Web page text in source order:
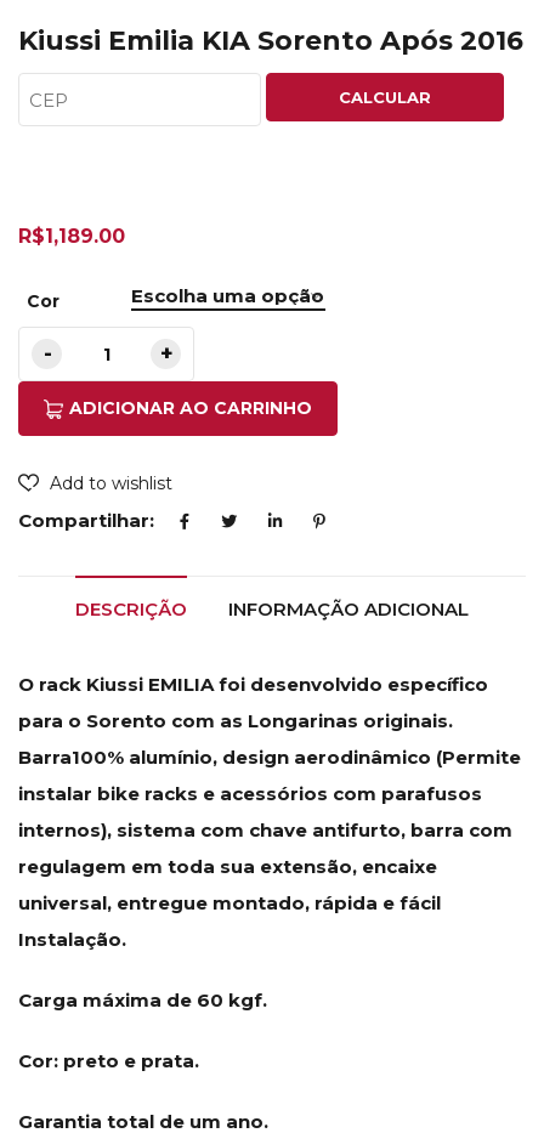
Kiussi Emilia KIA Sorento Após 2016
CALCULAR
R$1,189.00
Cor
ADICIONAR AO CARRINHO
Add to wishlist
Compartilhar:
DESCRIÇÃO INFORMAÇÃO ADICIONAL
O rack Kiussi EMILIA foi desenvolvido específico
para o Sorento com as Longarinas originais.
Barra100% alumínio, design aerodinâmico (Permite
instalar bike racks e acessórios com parafusos
internos), sistema com chave antifurto, barra com
regulagem em toda sua extensão, encaixe
universal, entregue montado, rápida e fácil
Instalação.
Carga máxima de 60 kgf.
Cor: preto e prata.
Garantia total de um ano.